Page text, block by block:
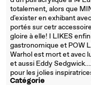
totalement, alors que
d'exister en exhibant
portés sur cetr
gloire à elle! I LIKES
gastronomique et POW
Warhol est mort et avec
et aussi Eddy
pour les jolies
Catégorie